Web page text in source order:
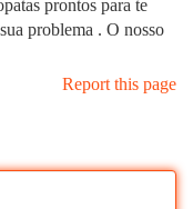
prontos para te
problema . O nosso
Report this page